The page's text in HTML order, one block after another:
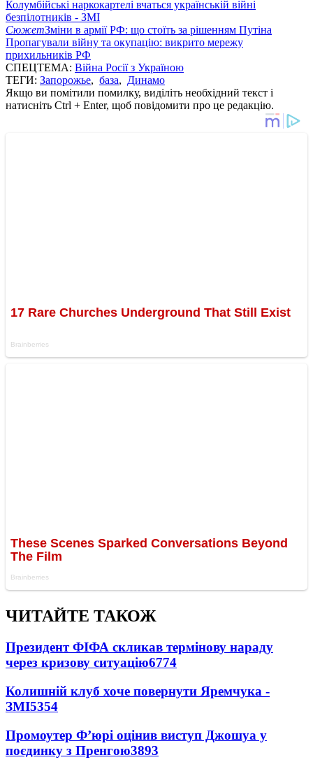
Колумбійські наркокартелі вчаться українській війні
безпілотників - ЗМІ
СюжетЗміни в армії РФ: що стоїть за рішенням Путіна
Пропагували війну та окупацію: викрито мережу
прихильників РФ
СПЕЦТЕМА: Війна Росії з Україною
ТЕГИ: Запорожье, база, Динамо
Якщо ви помітили помилку, виділіть необхідний текст і
натисніть Ctrl + Enter, щоб повідомити про це редакцію.
ЧИТАЙТЕ ТАКОЖ
Президент ФІФА скликав термінову нараду
через кризову ситуацію6774
Колишній клуб хоче повернути Яремчука -
ЗМІ5354
Промоутер Ф’юрі оцінив виступ Джошуа у
поєдинку з Пренгою3893